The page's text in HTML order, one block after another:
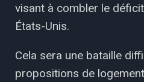
visant à combler le
États-Unis.
Cela sera une bataille
propositions de